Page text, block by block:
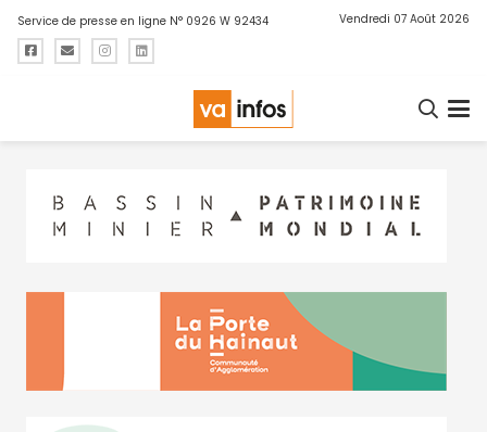
Service de presse en ligne N° 0926 W 92434 Vendredi 07 Août 2026